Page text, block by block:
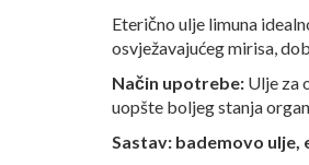
Eterično ulje limuna
osvježavajućeg mirisa,
Način upotrebe: Ulje za
uopšte boljeg stanja
Sastav: bademovo ulje,